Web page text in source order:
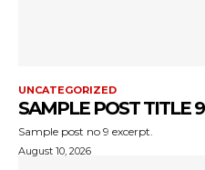
UNCATEGORIZED
SAMPLE POST TITLE 9
Sample post no 9 excerpt.
August 10, 2026